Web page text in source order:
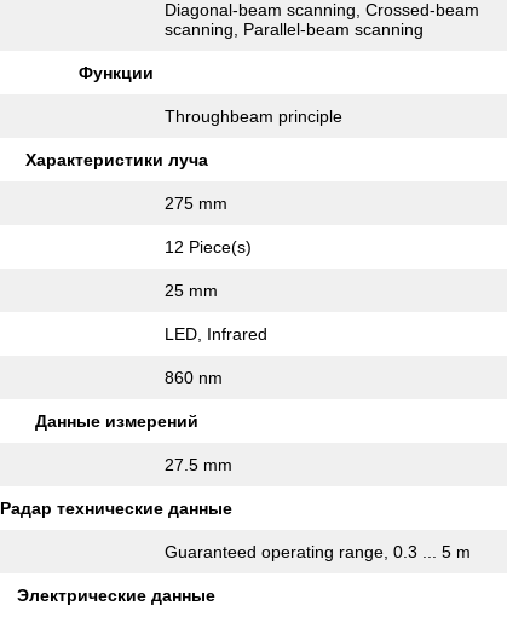
Diagonal-beam scanning, Crossed-beam
scanning, Parallel-beam scanning
Функции
Throughbeam principle
Характеристики луча
275 mm
12 Piece(s)
25 mm
LED, Infrared
860 nm
Данные измерений
27.5 mm
Радар технические данные
Guaranteed operating range, 0.3 ... 5 m
Электрические данные